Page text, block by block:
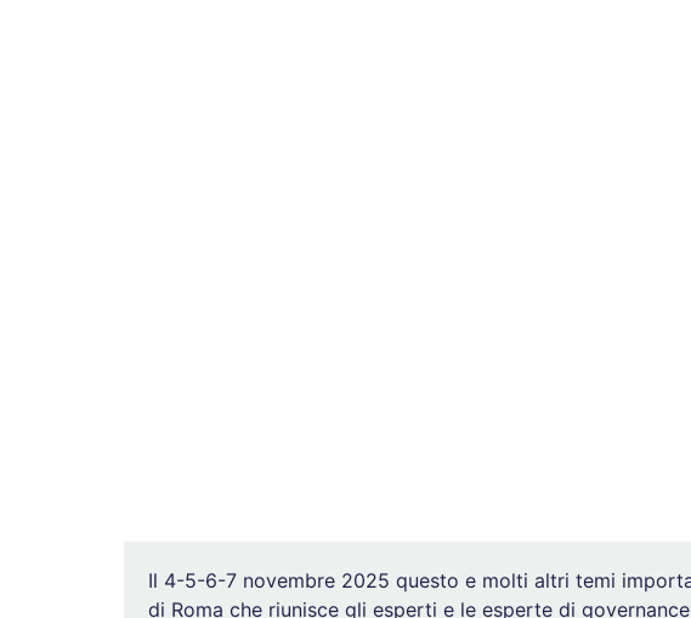
Il 4-5-6-7 novembre 2025 questo e molti altri temi
di Roma che riunisce gli esperti e le esperte di